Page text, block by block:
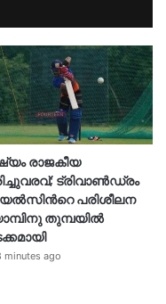
രാജകീയ
ട്രിവാൺഡ്രം
പരിശീലന
തുമ്പയില്‍
minutes ago